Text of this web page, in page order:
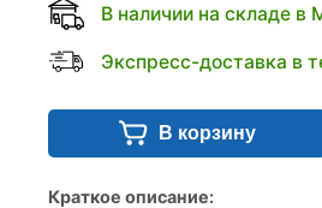
В наличии на складе в
Экспресс-доставка в
В корзину
Краткое описание: